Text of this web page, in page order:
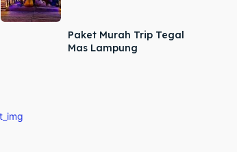
Paket Murah Trip Tegal
Mas Lampung